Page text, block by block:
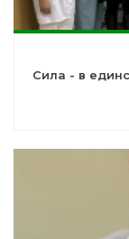
Сила - в